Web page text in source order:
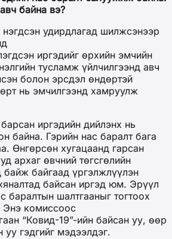
байна вэ?
удирдлагад шилжсэнээр
иргэдийг өрхийн эмчийн
тусламж үйлчилгээнд авч
болон эрсдэл өндөртэй
нь эмчилгээнд хамруулж
иргэдийн дийлэнх нь
байна. Гэрийн нас баралт бага
Өнгөрсөн хугацаанд гарсан
архаг өвчний төгсгөлийн
байж байгаад үргэлжлүүлэн
байсан иргэд юм. Эрүүл
баралтын шалтгааныг тогтоох
Энэ комиссоос
“Ковид-19”-ийн байсан уу, өөр
уу гэдгийг мэдээлдэг.